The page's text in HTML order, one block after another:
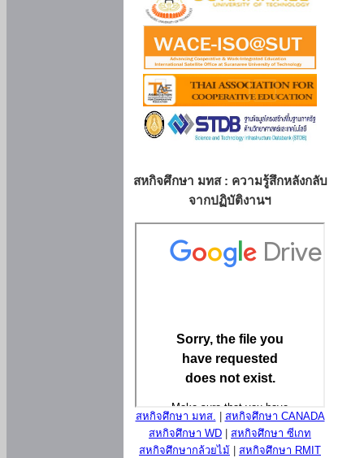
สหกิจศึกษา มทส : ความรู้สึกหลังกลับ
จากปฏิบัติงานฯ
สหกิจศึกษา มทส.
สหกิจศึกษา CANADA
สหกิจศึกษา WD
สหกิจศึกษา ซีเกท
สหกิจศึกษากล้วยไม้
สหกิจศึกษา RMIT